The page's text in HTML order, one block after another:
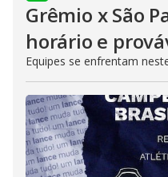
Grêmio x São
horário e
Equipes se enfrentam